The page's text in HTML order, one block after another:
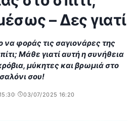
– Δες γιατί
φοράς τις σαγιονάρες της
Μάθε γιατί αυτή η συνήθεια
μύκητες και βρωμιά στο
σαλόνι σου!
03/07/2025 16:20